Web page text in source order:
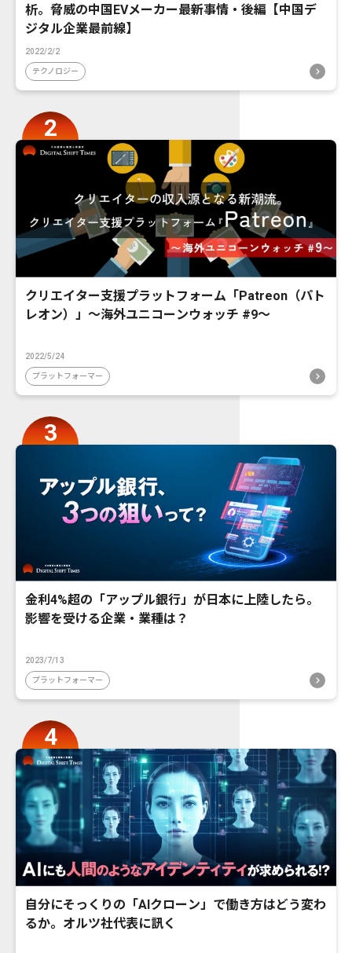
析。脅威の中国EVメーカー最新事情・後編【中国デ
ジタル企業最前線】
2022/2/2
テクノロジー
クリエイター支援プラットフォーム「Patreon（パト
レオン）」〜海外ユニコーンウォッチ #9〜
2022/5/24
プラットフォーマー
金利4%超の「アップル銀行」が日本に上陸したら。
影響を受ける企業・業種は？
2023/7/13
プラットフォーマー
自分にそっくりの「AIクローン」で働き方はどう変わ
るか。オルツ社代表に訊く